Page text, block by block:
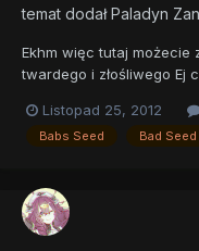
temat dodałPaladyn
Ekhm więc tutaj możecie
twardego i złośliwego Ej
teraz w tym tamacie
odpowiedzi powstanie
Listopad 25, 2012
Babs Seed Bad Seed